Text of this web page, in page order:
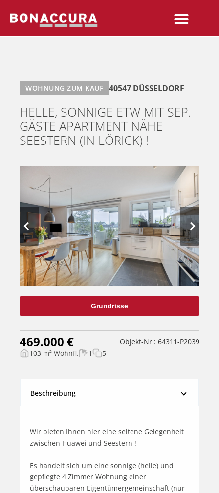
WOHNUNG ZUM KAUF 40547 DÜSSELDORF
HELLE, SONNIGE ETW MIT SEP.
GÄSTE APARTMENT NÄHE
SEESTERN (IN LÖRICK) !
Grundrisse
469.000 €
Objekt-Nr.: 64311-P2039
103 m² Wohnfl.
1 5
Beschreibung
Wir bieten Ihnen hier eine seltene Gelegenheit
zwischen Huawei und Seestern !
Es handelt sich um eine sonnige (helle) und
gepflegte 4 Zimmer Wohnung einer
überschaubaren Eigentümergemeinschaft (nur